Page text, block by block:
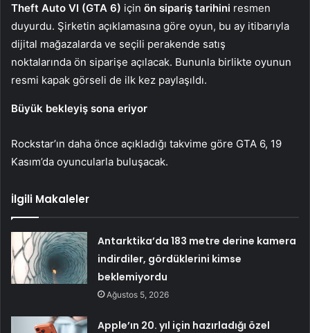
Theft Auto VI (GTA 6) için ön sipariş tarihini resmen
duyurdu. Şirketin açıklamasına göre oyun, bu ay itibarıyla
dijital mağazalarda ve seçili perakende satış
noktalarında ön siparişe açılacak. Bununla birlikte oyunun
resmi kapak görseli de ilk kez paylaşıldı.
Büyük bekleyiş sona eriyor
Rockstar’ın daha önce açıkladığı takvime göre GTA 6, 19
Kasım’da oyuncularla buluşacak.
İlgili Makaleler
Antarktika’da 183 metre derine kamera
indirdiler, gördüklerini kimse
beklemiyordu
Ağustos 5, 2026
Apple’ın 20. yıl için hazırladığı özel